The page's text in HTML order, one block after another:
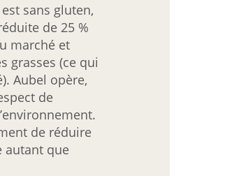
sans gluten,
de 25 %
marché et
grasses (ce qui
Aubel opère,
de
de réduire
autant que